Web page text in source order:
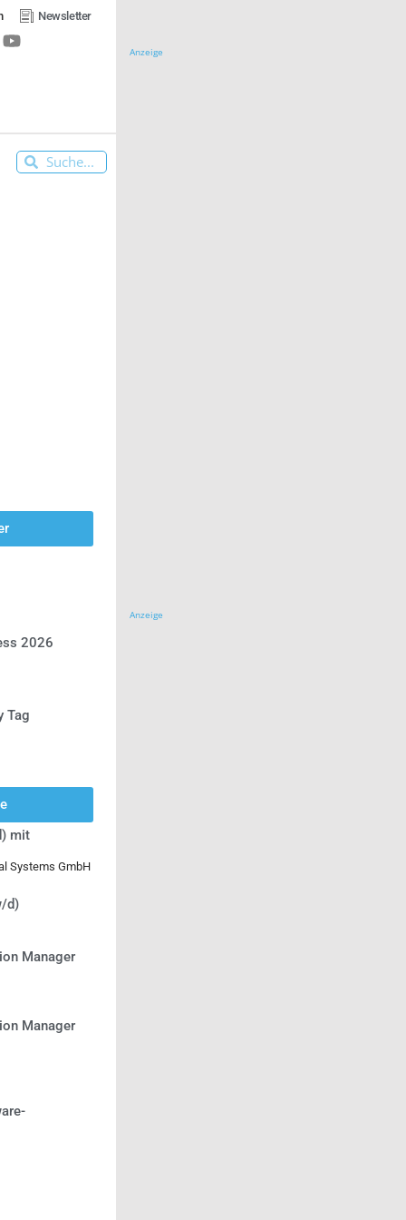
Newsletter
2026
Tag
mit
Systems GmbH
d)
Manager
Manager
Anzeige
Anzeige